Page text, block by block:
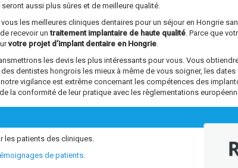
aussi plus sûres et de meilleure qualité.
les meilleures cliniques dentaires pour un séjour en Hongrie
recevoir untraitement implantaire de haute qualité . Parce que
votre projet d’implant dentaire en Hongrie
les devis les plus intéressants pour vous. Vous
des dentistes hongrois les mieux à même de vous soigner, les
vigilance est extrême concernant les compétences des
la conformité de leur pratique avec les règlementations
les patients des cliniques.
de patients